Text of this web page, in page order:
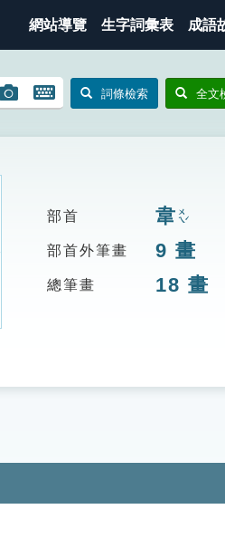
網站導覽 生字詞彙表 成語
圖
搜
開
鍵
詞條檢索 全文
部首 韋ㄨㄟˊ
部首外筆畫 9 畫
總筆畫 18 畫